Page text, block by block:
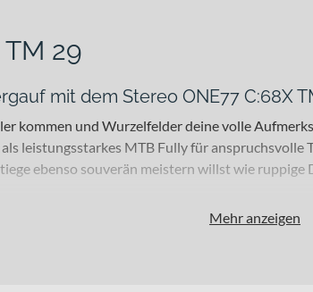
29
mit dem Stereo ONE77 C:68X
kommen und Wurzelfelder deine volle
leistungsstarkes MTB Fully für
ebenso souverän meistern willst wie ruppige
Mehr anzeigen